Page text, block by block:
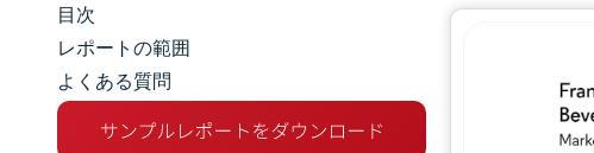
マーケットスナップショット
市場概要
主な市場動向
目次
レポートの範囲
よくある質問